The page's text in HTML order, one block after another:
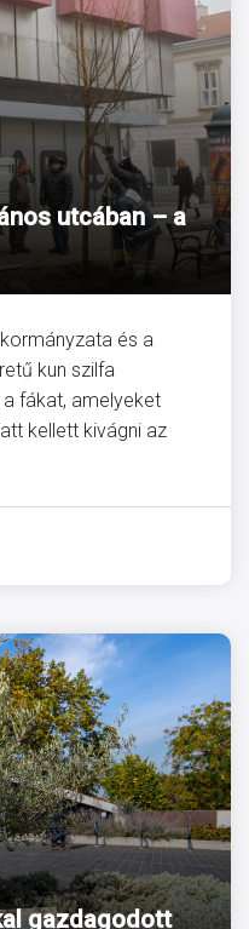
utcában – a
és a
kun szilfa
fákat, amelyeket
kellett kivágni az
gazdagodott